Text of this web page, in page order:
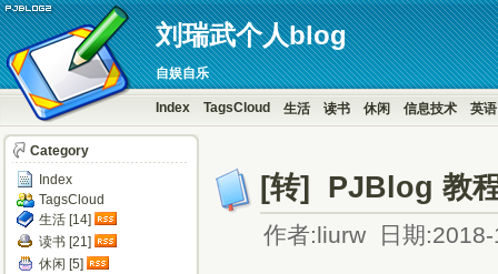
刘瑞武个人blog
自娱自乐
Index TagsCloud 生活 读书 休闲 信息技术 英语
[转] PJBlog 教
作者:liurw 日期
Category
Index
TagsCloud
生活 [14]
读书 [21]
休闲 [5]